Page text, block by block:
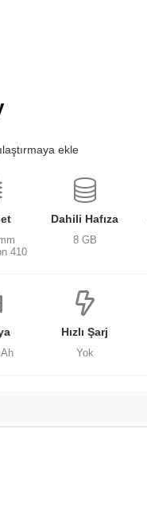
ekle
410
Dahili Hafıza
8 GB
Hızlı Şarj
Yok